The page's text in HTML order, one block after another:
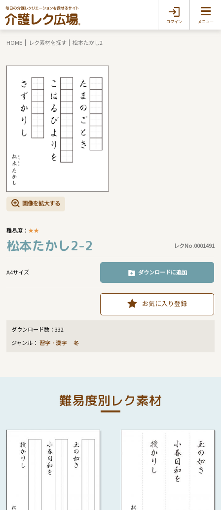
ログイン メニュー
HOME レク素材を探す 松本たかし2
画像を拡大する
難易度：★★
松本たかし2-2 レクNo.0001491
A4サイズ ダウンロードに追加
お気に入り登録
ダウンロード数：332
ジャンル：習字・漢字 冬
難易度別レク素材